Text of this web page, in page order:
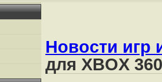
Новости игр
для XBOX 360